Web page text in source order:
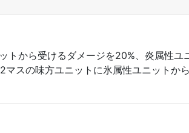
トから受けるダメージを20%、炎属性
スの味方ユニットに氷属性ユニットか